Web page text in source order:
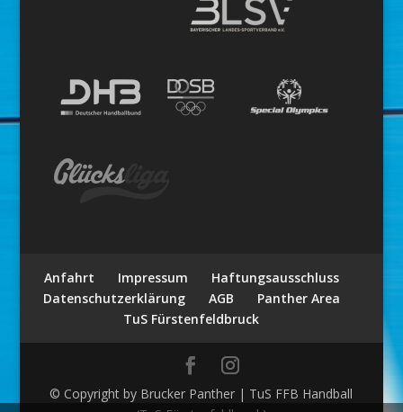
Anfahrt Impressum
Haftungsausschluss
Datenschutzerklärung
AGB
Panther Area
TuS Fürstenfeldbruck
© Copyright by Brucker Panther | TuS FFB Handball